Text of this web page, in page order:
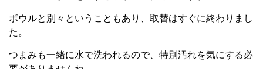
ボウルと別々ということもあり、取替はすぐに終わりまし
た。
つまみも一緒に水で洗われるので、特別汚れを気にする必